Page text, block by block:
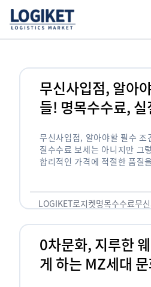
무신사입점, 알아
들! 명목수수료,
무신사입점, 알아야할 필수
질수수료 보세는 아니지만 그
합리적인 가격에 적절한 품질
LOGIKET로지켓명목수수료무
0차문화, 지루한
게 하는 MZ세대